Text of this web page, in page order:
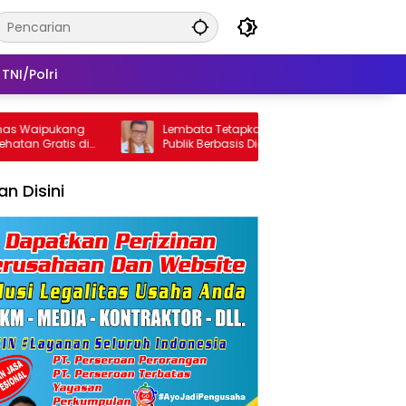
TNI/Polri
Gratis di
Lembata Tetapkan Standar Pelayanan
Publik Berbasis Digital untuk Kearsipan
dan Perpustakaan
Disini